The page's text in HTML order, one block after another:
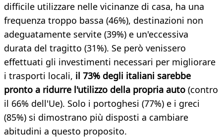
difficile utilizzare nelle vicinanze di casa, ha una
frequenza troppo bassa (46%), destinazioni non
adeguatamente servite (39%) e un'eccessiva
durata del tragitto (31%). Se però venissero
effettuati gli investimenti necessari per migliorare
i trasporti locali, il 73% degli italiani sarebbe
pronto a ridurre l'utilizzo della propria auto (contro
il 66% dell'Ue). Solo i portoghesi (77%) e i greci
(85%) si dimostrano più disposti a cambiare
abitudini a questo proposito.